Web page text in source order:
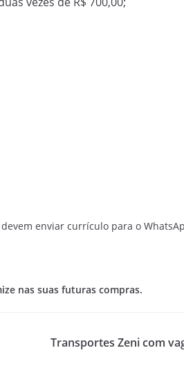
devem enviar currículo para o
nas suas futuras compras.
Transportes Zeni com